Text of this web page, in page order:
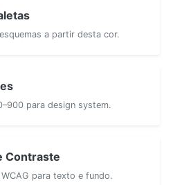
a partir desta cor.
para design system.
Contraste
para texto e fundo.